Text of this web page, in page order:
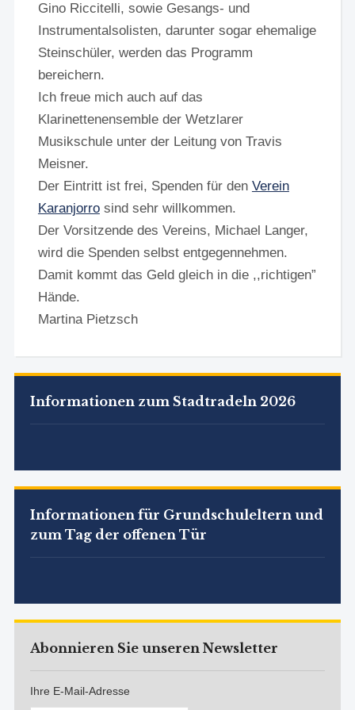
Gino Riccitelli, sowie Gesangs- und
Instrumentalsolisten, darunter sogar ehemalige
Steinschüler, werden das Programm
bereichern.
Ich freue mich auch auf das
Klarinettenensemble der Wetzlarer
Musikschule unter der Leitung von Travis
Meisner.
Der Eintritt ist frei, Spenden für den Verein
Karanjorrosind sehr willkommen.
Der Vorsitzende des Vereins, Michael Langer,
wird die Spenden selbst entgegennehmen.
Damit kommt das Geld gleich in die ,,richtigen”
Hände.
Martina Pietzsch
Informationen zum Stadtradeln 2026
Informationen für Grundschuleltern und
zum Tag der offenen Tür
Abonnieren Sie unseren Newsletter
Ihre E-Mail-Adresse